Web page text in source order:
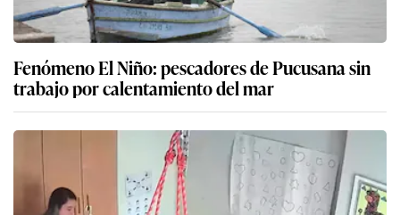
Fenómeno El Niño: pescadores de Pucusana sin
trabajo por calentamiento del mar